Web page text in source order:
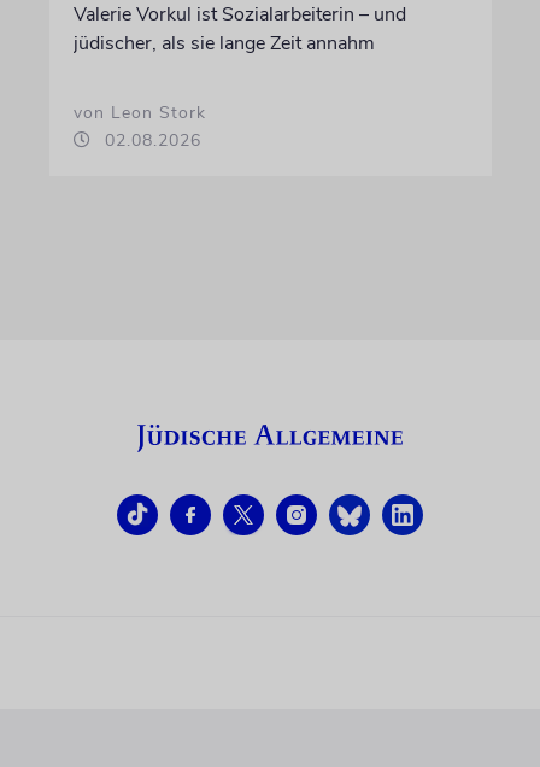
Valerie Vorkul ist Sozialarbeiterin – und
jüdischer, als sie lange Zeit annahm
von Leon Stork
02.08.2026